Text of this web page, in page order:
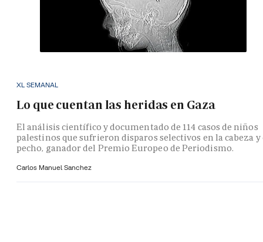
XL SEMANAL
Lo que cuentan las heridas en Gaza
El análisis científico y documentado de 114 casos de niños
palestinos que sufrieron disparos selectivos en la cabeza y
pecho, ganador del Premio Europeo de Periodismo.
Carlos Manuel Sanchez